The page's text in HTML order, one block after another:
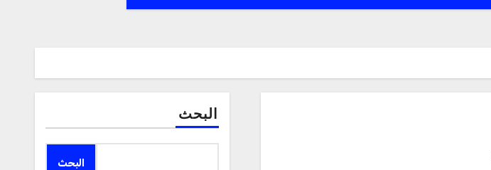
البحث
البحث